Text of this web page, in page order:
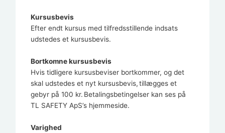
Kursusbevis
Efter endt kursus med tilfredsstillende indsats
udstedes et kursusbevis.
Bortkomne kursusbevis
Hvis tidligere kursusbeviser bortkommer, og det
skal udstedes et nyt kursusbevis, tillægges et
gebyr på 100 kr. Betalingsbetingelser kan ses på
TL SAFETY ApS’s hjemmeside.
Varighed